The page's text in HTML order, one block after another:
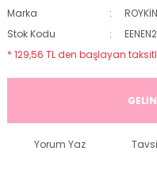
Marka
Stok Kodu
* 129,56 TL den başlayan
Yorum Yaz